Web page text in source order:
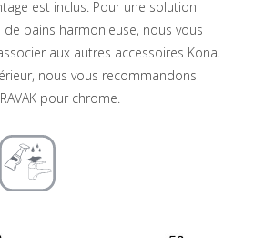
est inclus. Pour une solution
bains harmonieuse, nous vous
aux autres accessoires Kona.
nous vous recommandons
pour chrome.